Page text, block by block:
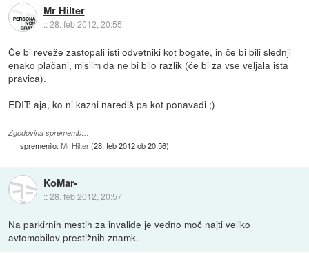
Mr Hilter
::28. feb 2012, 20:55
Če bi reveže zastopali isti odvetniki kot bogate, in če bi bili slednji
enako plačani, mislim da ne bi bilo razlik (če bi za vse veljala ista
pravica).
EDIT: aja, ko ni kazni narediš pa kot ponavadi ;)
Zgodovina sprememb…
spremenilo:Mr Hilter(28. feb 2012 ob 20:56)
KoMar-
::28. feb 2012, 20:57
Na parkirnih mestih za invalide je vedno moč najti veliko
avtomobilov prestižnih znamk.